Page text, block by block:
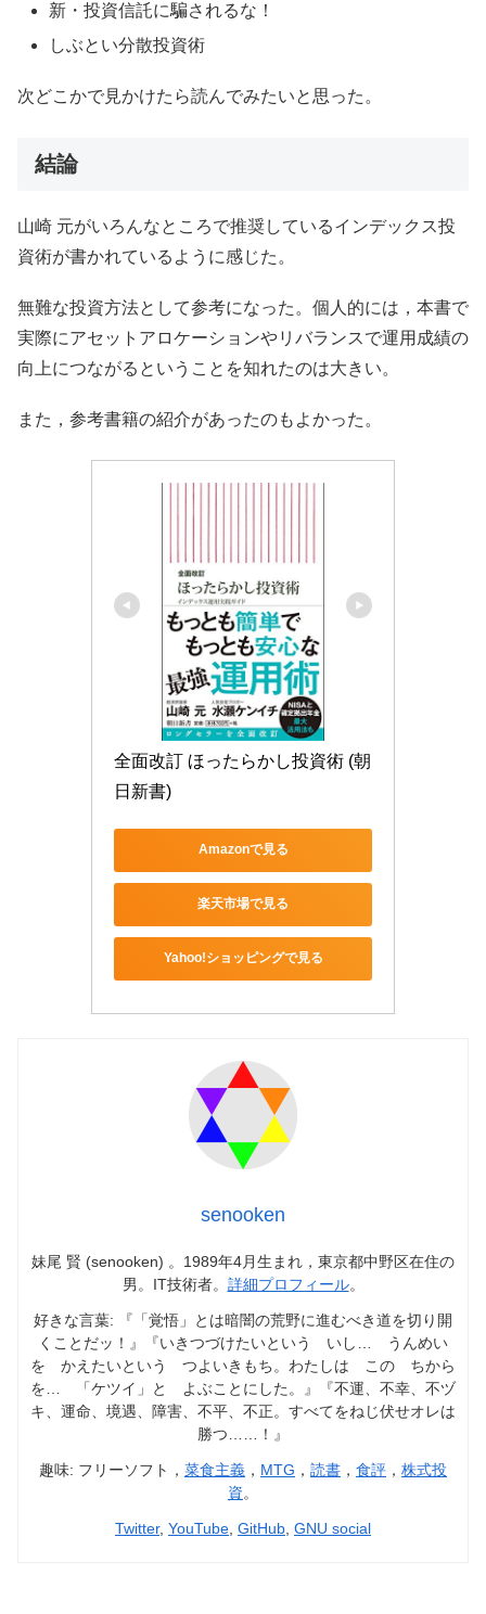
新・投資信託に騙されるな！
しぶとい分散投資術
次どこかで見かけたら読んでみたいと思った。
結論
山崎 元がいろんなところで推奨しているインデックス投
資術が書かれているように感じた。
無難な投資方法として参考になった。個人的には，本書で
実際にアセットアロケーションやリバランスで運用成績の
向上につながるということを知れたのは大きい。
また，参考書籍の紹介があったのもよかった。
全面改訂 ほったらかし投資術 (朝
日新書)
Amazonで見る
楽天市場で見る
Yahoo!ショッピングで見る
senooken
妹尾 賢 (senooken) 。1989年4月生まれ，東京都中野区在住の
男。IT技術者。 詳細プロフィール。
好きな言葉: 『「覚悟」とは暗闇の荒野に進むべき道を切り開
くことだッ！』『いきつづけたいという いし… うんめい
を かえたいという つよいきもち。わたしは この ちから
を… 「ケツイ」と よぶことにした。』『不運、不幸、不ヅ
キ、運命、境遇、障害、不平、不正。すべてをねじ伏せオレは
勝つ……！』
趣味: フリーソフト， 菜食主義 ， MTG ， 読書 ， 食評 ， 株式投
資。
Twitter, YouTube GitHub GNU social